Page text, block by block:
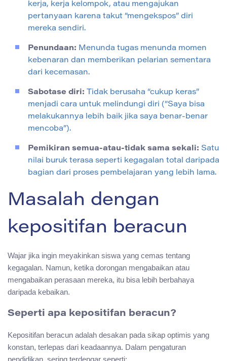
kerja, kerja kelompok, atau mengajukan
pertanyaan karena takut “mengekspos” diri
mereka sendiri.
Penundaan: Menunda tugas menunda momen
kebenaran dan memberikan pelarian sementara
dari kecemasan.
Sabotase diri: Tidak berusaha “cukup keras”
menjadi cara untuk melindungi diri (“Saya bisa
melakukannya lebih baik jika saya benar-benar
mencoba”).
Pemikiran semua-atau-tidak sama sekali: Satu
nilai buruk terasa seperti kegagalan total daripada
bagian dari proses pembelajaran yang lebih lama.
Masalah dengan
kepositifan beracun
Wajar jika ingin meyakinkan siswa yang cemas tentang
kegagalan. Namun, ketika dorongan mengabaikan atau
mengabaikan perasaan mereka, itu bisa lebih berbahaya
daripada kebaikan.
Seperti apa kepositifan beracun?
Kepositifan beracun adalah desakan pada sikap optimis yang
konstan, terlepas dari keadaannya. Dalam pengaturan
pendidikan, sering terdengar seperti: